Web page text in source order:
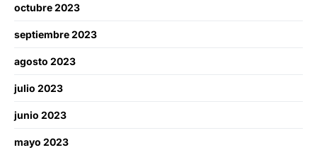
octubre 2023
septiembre 2023
agosto 2023
julio 2023
junio 2023
mayo 2023